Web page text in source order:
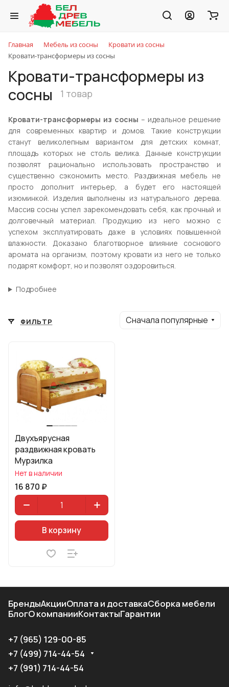
Главная Мебель из сосны
Кровати из сосны
Кровати-трансформеры из сосны
Кровати-трансформеры из
сосны
1 товар
Кровати-трансформеры из сосны – идеальное решение
для современных квартир и домов. Такие конструкции
станут великолепным вариантом для детских комнат,
площадь которых не столь велика. Данные конструкции
позволят рационально использовать пространство и
существенно сэкономить место. Раздвижная мебель не
просто дополнит интерьер, а будет его настоящей
изюминкой. Изделия выполнены из натурального дерева.
Массив сосны успел зарекомендовать себя, как прочный и
долговечный материал. Продукцию из него можно с
успехом эксплуатировать даже в условиях повышенной
влажности. Доказано благотворное влияние соснового
аромата на организм, поэтому кровати из него не только
подарят комфорт, но и позволят оздоровиться.
Подробнее
ФИЛЬТР Сначала популярные
Двухъярусная
раздвижная кровать
Мурзилка
Нет в наличии
16 870 ₽
В корзину
БрендыАкцииОплата и доставкаСборка мебели
БлогО компанииКонтактыГарантии
+7 (965) 129-00-85
+7 (499) 714-44-54
+7 (991) 714-44-54